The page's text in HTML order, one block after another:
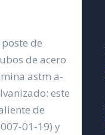
de
de acero
astm a-
este
de
01-19) y